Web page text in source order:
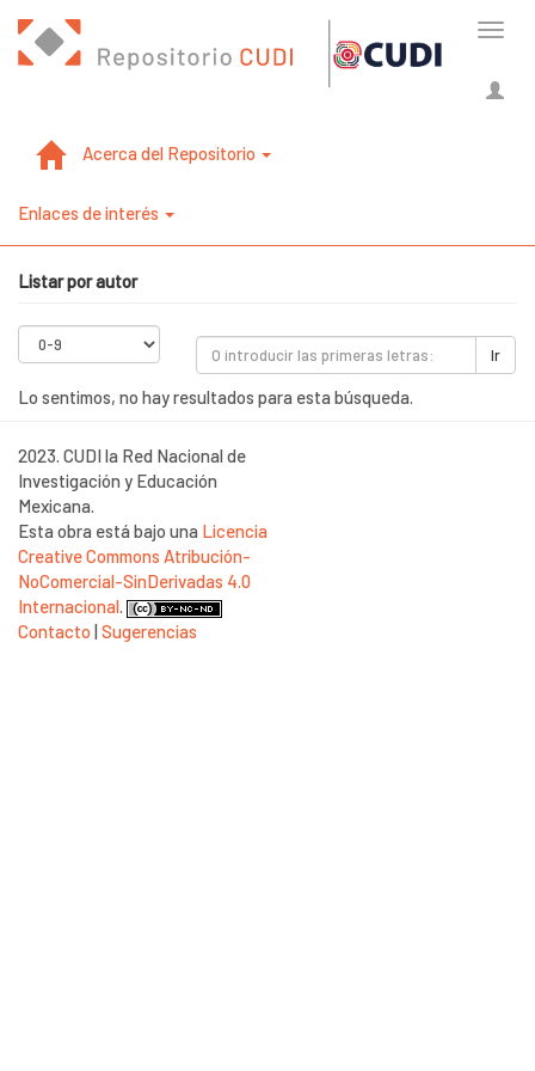
Acerca del Repositorio
Enlaces de interés
Listar por autor
Ir
Lo sentimos, no hay resultados para esta búsqueda.
2023. CUDI la Red Nacional de
Investigación y Educación
Mexicana.
Esta obra está bajo una Licencia
Creative Commons Atribución-
NoComercial-SinDerivadas 4.0
Internacional.
Contacto |Sugerencias